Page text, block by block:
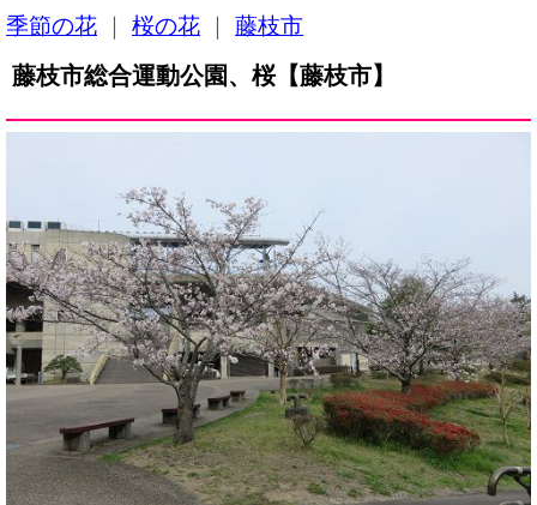
季節の花 桜の花 藤枝市
藤枝市総合運動公園、桜【藤枝市】